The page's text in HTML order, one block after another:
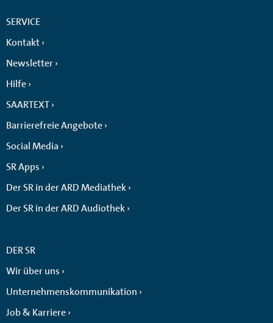
SERVICE
Kontakt
Newsletter
Hilfe
SAARTEXT
Barrierefreie Angebote
Social Media
SR Apps
Der SR in der ARD Mediathek
Der SR in der ARD Audiothek
DER SR
Wir über uns
Unternehmenskommunikation
Job & Karriere